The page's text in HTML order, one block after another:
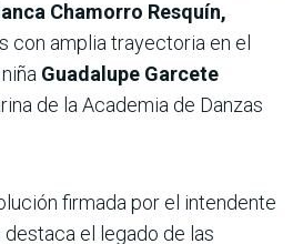
Chamorro Resquín,
con amplia trayectoria en el
Guadalupe Garcete
de la Academia de Danzas
firmada por el intendente
el legado de las